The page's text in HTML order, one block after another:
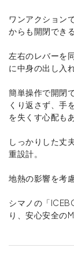
ワンアクション
からも開閉でき
左右のレバーを
に中身の出し入
簡単操作で開閉
くり返さず、手
を失くす心配も
しっかりした丈
重設計。
地熱の影響を考
シマノの「
り、安心安全の